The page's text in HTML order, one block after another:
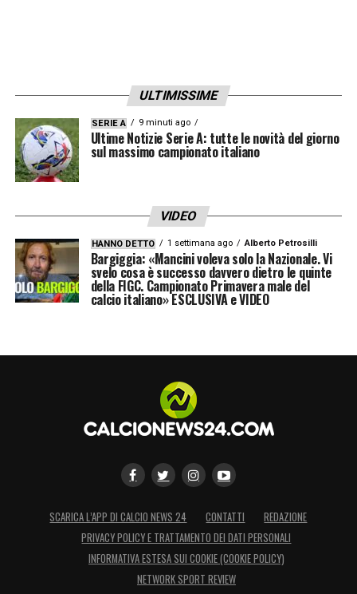
ULTIMISSIME
SERIE A 9 minuti ago
Ultime Notizie Serie A: tutte le novità del giorno
sul massimo campionato italiano
VIDEO
HANNO DETTO 1 settimana ago Alberto Petrosilli
Bargiggia: «Mancini voleva solo la Nazionale. Vi
svelo cosa è successo davvero dietro le quinte
della FIGC. Campionato Primavera male del
calcio italiano» ESCLUSIVA e VIDEO
SCARICA L’APP DI CALCIO NEWS 24 CONTATTI
REDAZIONE
PRIVACY POLICY E TRATTAMENTO DEI DATI PERSONALI
INFORMATIVA ESTESA SUI COOKIE (COOKIE POLICY)
NETWORK SPORT REVIEW